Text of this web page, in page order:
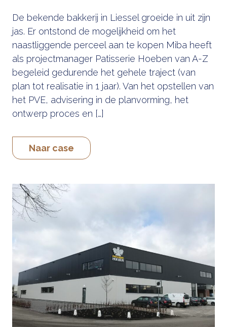
De bekende bakkerij in Liessel groeide in uit zijn
jas. Er ontstond de mogelijkheid om het
naastliggende perceel aan te kopen Miba heeft
als projectmanager Patisserie Hoeben van A-Z
begeleid gedurende het gehele traject (van
plan tot realisatie in 1 jaar). Van het opstellen van
het PVE, advisering in de planvorming, het
ontwerp proces en […]
Naar case